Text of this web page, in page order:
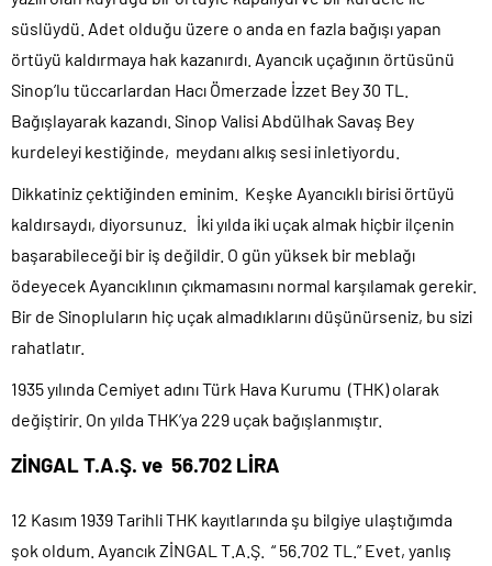
süslüydü. Adet olduğu üzere o anda en fazla bağışı yapan
örtüyü kaldırmaya hak kazanırdı. Ayancık uçağının örtüsünü
Sinop’lu tüccarlardan Hacı Ömerzade İzzet Bey 30 TL.
Bağışlayarak kazandı. Sinop Valisi Abdülhak Savaş Bey
kurdeleyi kestiğinde, meydanı alkış sesi inletiyordu.
Dikkatiniz çektiğinden eminim. Keşke Ayancıklı birisi örtüyü
kaldırsaydı, diyorsunuz. İki yılda iki uçak almak hiçbir ilçenin
başarabileceği bir iş değildir. O gün yüksek bir meblağı
ödeyecek Ayancıklının çıkmamasını normal karşılamak gerekir.
Bir de Sinopluların hiç uçak almadıklarını düşünürseniz, bu sizi
rahatlatır.
1935 yılında Cemiyet adını Türk Hava Kurumu (THK) olarak
değiştirir. On yılda THK’ya 229 uçak bağışlanmıştır.
ZİNGAL T.A.Ş. ve 56.702 LİRA
12 Kasım 1939 Tarihli THK kayıtlarında şu bilgiye ulaştığımda
şok oldum. Ayancık ZİNGAL T.A.Ş. “ 56.702 TL.” Evet, yanlış